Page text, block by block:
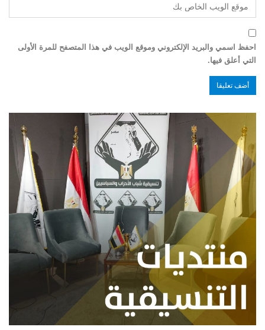
احفظ اسمي والبريد الإلكتروني وموقع الويب في هذا المتصفح للمرة الأولى
التي أعلق فيها.